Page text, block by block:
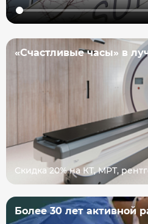
«Счастливые часы» в
Скидка 20% на КТ, МРТ,
Более 30 лет активной